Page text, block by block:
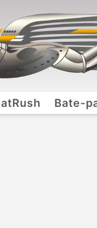
Bate-